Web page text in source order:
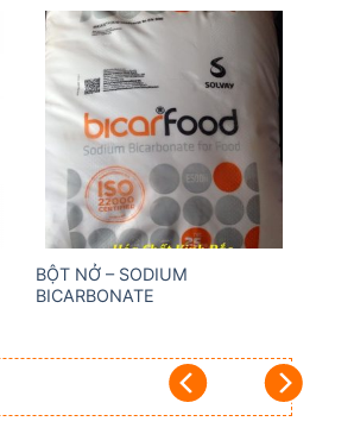
Add to
wishlist
BỘT NỞ – SODIUM
BICARBONATE